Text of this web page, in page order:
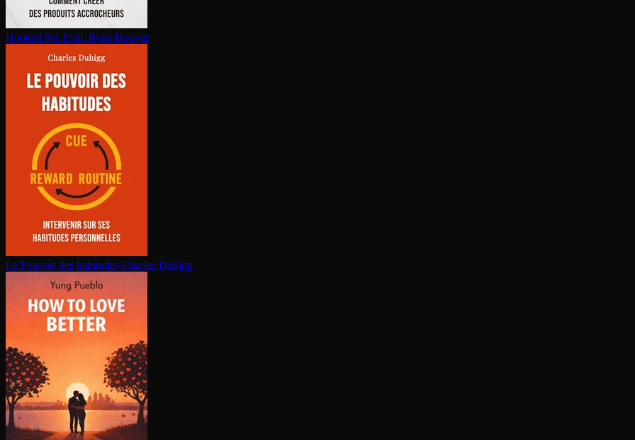
Hooked Nir Eyal, Ryan Hoover
Le Pouvoir des habitudes Charles Duhigg